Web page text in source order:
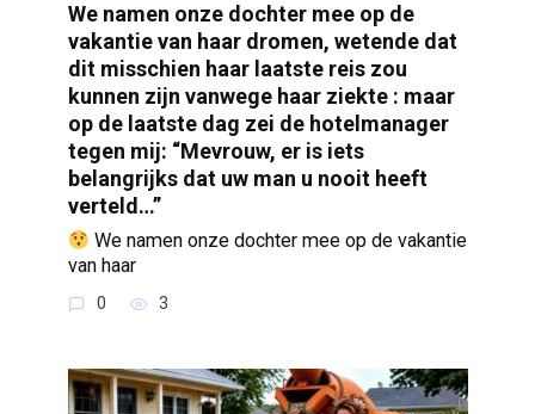
We namen onze dochter mee op de
vakantie van haar dromen, wetende dat
dit misschien haar laatste reis zou
kunnen zijn vanwege haar ziekte : maar
op de laatste dag zei de hotelmanager
tegen mij: “Mevrouw, er is iets
belangrijks dat uw man u nooit heeft
verteld…”
We namen onze dochter mee op de vakantie
van haar
0 3